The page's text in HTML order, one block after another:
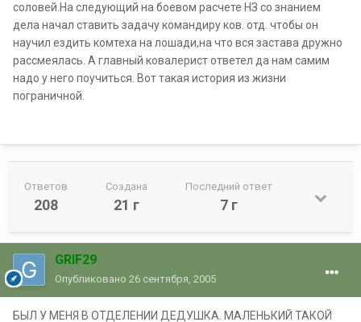
соловей.На следующий на боевом расчете НЗ со знанием
дела начал ставить задачу командиру ков. отд. чтобы он
научил ездить комтеха на лошади,на что вся застава дружно
рассмеялась. А главный ковалерист ответел да нам самим
надо у него поучиться. Вот такая история из жизни
пограничной.
Ответов
208
Создана
21 г
Последний ответ
7 г
GRIF29
Опубликовано 26 сентября, 2005
БЫЛ У МЕНЯ В ОТДЕЛЕНИИ ДЕДУШКА. МАЛЕНЬКИЙ ТАКОЙ